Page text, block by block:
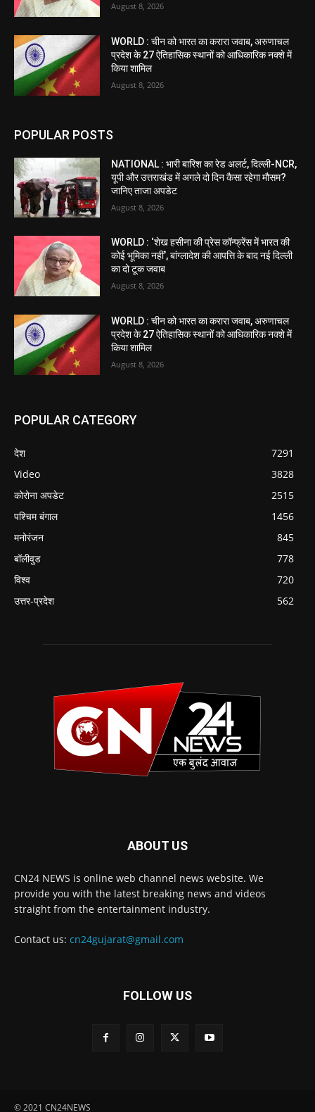
August 8, 2026
WORLD : चीन को भारत का करारा जवाब, अरुणाचल
प्रदेश के 27 ऐतिहासिक स्थानों को आधिकारिक नक्शे में
किया शामिल
August 8, 2026
POPULAR POSTS
NATIONAL : भारी बारिश का रेड अलर्ट, दिल्ली-NCR,
यूपी और उत्तराखंड में अगले दो दिन कैसा रहेगा मौसम?
जानिए ताजा अपडेट
August 8, 2026
WORLD : ‘शेख हसीना की प्रेस कॉन्फ्रेंस में भारत की
कोई भूमिका नहीं’, बांग्लादेश की आपत्ति के बाद नई दिल्ली
का दो टूक जवाब
August 8, 2026
WORLD : चीन को भारत का करारा जवाब, अरुणाचल
प्रदेश के 27 ऐतिहासिक स्थानों को आधिकारिक नक्शे में
किया शामिल
August 8, 2026
POPULAR CATEGORY
देश
7291
Video
3828
कोरोना अपडेट
2515
पश्चिम बंगाल
1456
मनोरंजन
845
बॉलीवुड
778
विश्व
720
उत्तर-प्रदेश
562
ABOUT US
CN24 NEWS is online web channel news website. We
provide you with the latest breaking news and videos
straight from the entertainment industry.
Contact us: cn24gujarat@gmail.com
FOLLOW US
© 2021 CN24NEWS